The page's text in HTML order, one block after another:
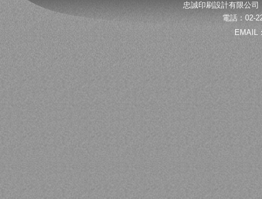
忠誠印刷設計有限公
電話：02-
EMAIL